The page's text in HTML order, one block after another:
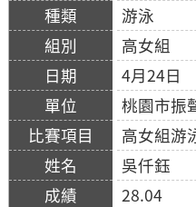
游泳
高女組
4月24日
桃園市振
高女組游
吳仟鈺
28.04